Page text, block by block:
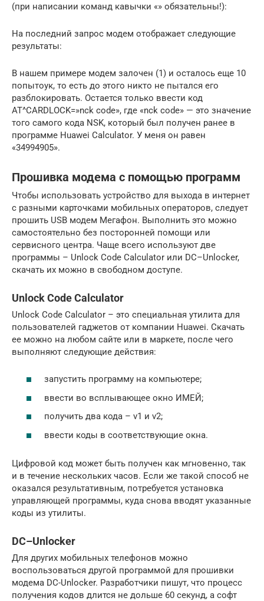
(при написании команд кавычки «» обязательны!):
На последний запрос модем отображает следующие
результаты:
В нашем примере модем залочен (1) и осталось еще 10
попытоук, то есть до этого никто не пытался его
разблокировать. Остается только ввести код
AT^CARDLOCK=»nck code», где «nck code» — это значение
того самого кода NSK, который был получен ранее в
программе Huawei Calculator. У меня он равен
«34994905».
Прошивка модема с помощью программ
Чтобы использовать устройство для выхода в интернет
с разными карточками мобильных операторов, следует
прошить USB модем Мегафон. Выполнить это можно
самостоятельно без посторонней помощи или
сервисного центра. Чаще всего используют две
программы – Unlock Сode Сalculator или DC–Unlocker,
скачать их можно в свободном доступе.
Unlock Сode Сalculator
Unlock Code Calculator – это специальная утилита для
пользователей гаджетов от компании Huawei. Скачать
ее можно на любом сайте или в маркете, после чего
выполняют следующие действия:
запустить программу на компьютере;
ввести во всплывающее окно ИМЕЙ;
получить два кода – v1 и v2;
ввести коды в соответствующие окна.
Цифровой код может быть получен как мгновенно, так
и в течение нескольких часов. Если же такой способ не
оказался результативным, потребуется установка
управляющей программы, куда снова вводят указанные
коды из утилиты.
DC–Unlocker
Для других мобильных телефонов можно
воспользоваться другой программой для прошивки
модема DC-Unlocker. Разработчики пишут, что процесс
получения кодов длится не дольше 60 секунд, а софт